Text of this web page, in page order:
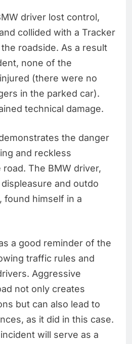
driver lost control,
collided with a Tracker
roadside. As a result
none of the
(there were no
in the parked car).
technical damage.
the danger
and reckless
The BMW driver,
and outdo
found himself in a
a good reminder of the
traffic rules and
Aggressive
not only creates
but can also lead to
as it did in this case.
will serve as a